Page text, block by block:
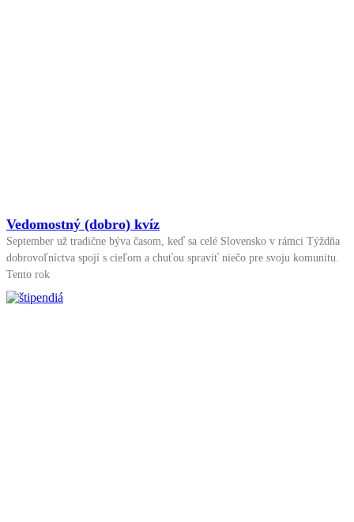
Vedomostný (dobro) kvíz
September už tradične býva časom, keď sa celé Slovensko v rámci Týždňa
dobrovoľníctva spojí s cieľom a chuťou spraviť niečo pre svoju komunitu.
Tento rok